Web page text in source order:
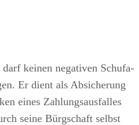
keinen negativen Schufa-
Er dient als Absicherung
eines Zahlungsausfalles
seine Bürgschaft selbst